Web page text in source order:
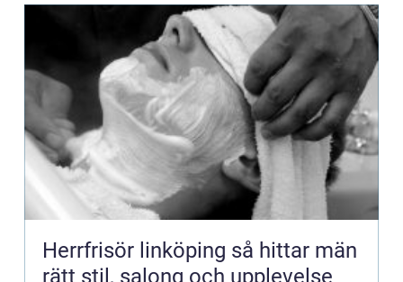
Herrfrisör linköping så hittar män
rätt stil, salong och upplevelse